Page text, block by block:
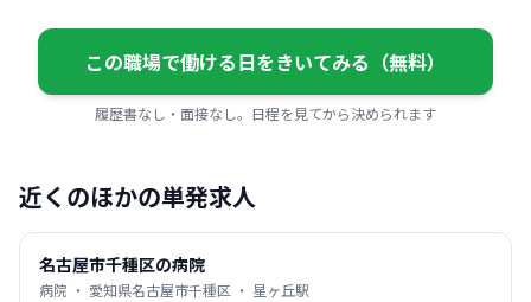
この職場で働ける日をきいてみる（無料）
履歴書なし・面接なし。日程を見てから決められます
近くのほかの単発求人
名古屋市千種区の病院
病院 ・ 愛知県名古屋市千種区 ・ 星ヶ丘駅